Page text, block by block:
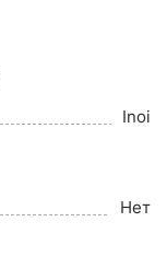
Inoi
Нет